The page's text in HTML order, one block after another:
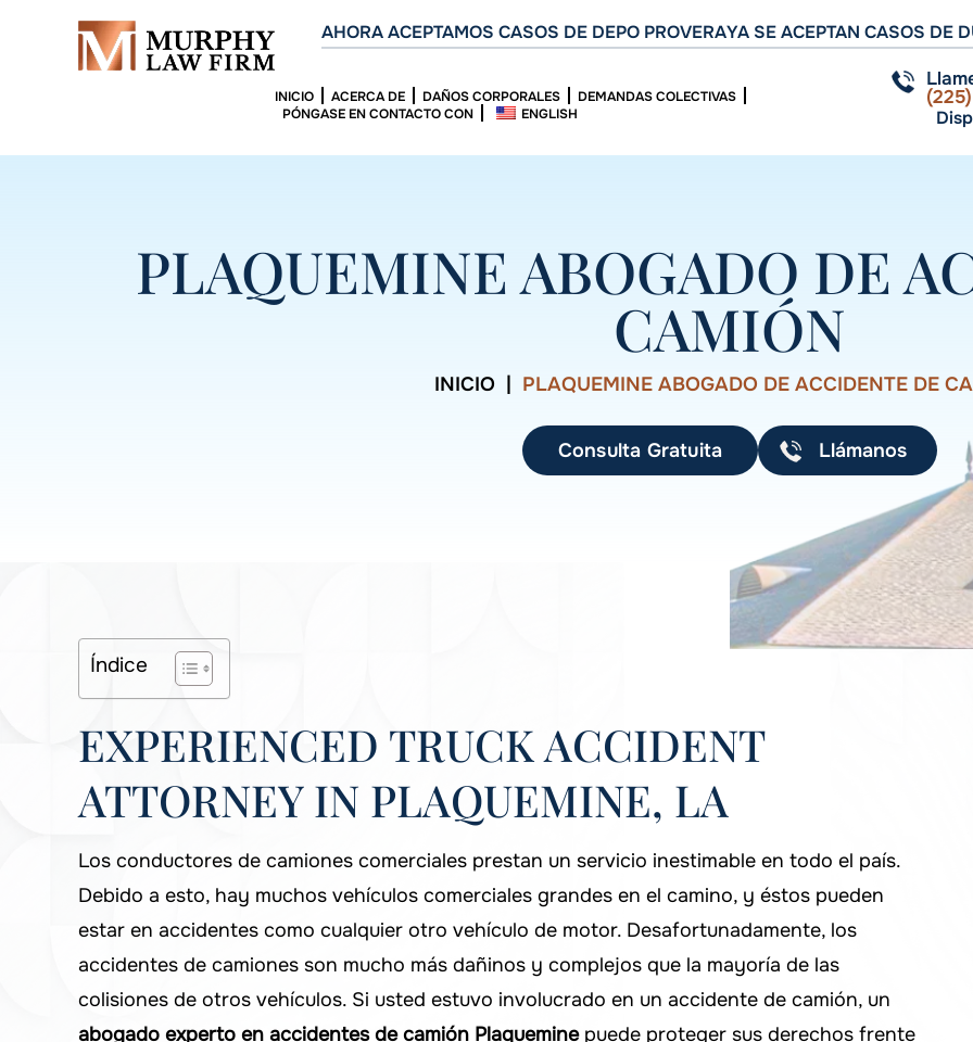
AHORA ACEPTAMOS CASOS DE DEPO PROVERAYA SE ACEPTAN CASOS DE
INICIO ACERCA DE DAÑOS CORPORALES
DEMANDAS COLECTIVAS
PÓNGASE EN CONTACTO CON
ENGLISH
PLAQUEMINE ABOGADO DE
CAMIÓN
INICIO| PLAQUEMINE ABOGADO DE ACCIDENTE DE
Consulta Gratuita Llámanos
Índice
EXPERIENCED TRUCK ACCIDENT
ATTORNEY IN PLAQUEMINE, LA
Los conductores de camiones comerciales prestan un servicio inestimable en todo el país.
Debido a esto, hay muchos vehículos comerciales grandes en el camino, y éstos pueden
estar en accidentes como cualquier otro vehículo de motor. Desafortunadamente, los
accidentes de camiones son mucho más dañinos y complejos que la mayoría de las
colisiones de otros vehículos. Si usted estuvo involucrado en un accidente de camión, un
abogado experto en accidentes de camión Plaqueminepuede proteger sus derechos frente